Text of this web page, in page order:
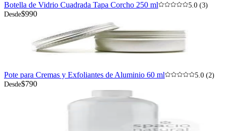
Botella de Vidrio Cuadrada Tapa Corcho 250 ml
5.0 (3)
Desde$990
Pote para Cremas y Exfoliantes de Aluminio 60 ml
5.0 (2)
Desde$790